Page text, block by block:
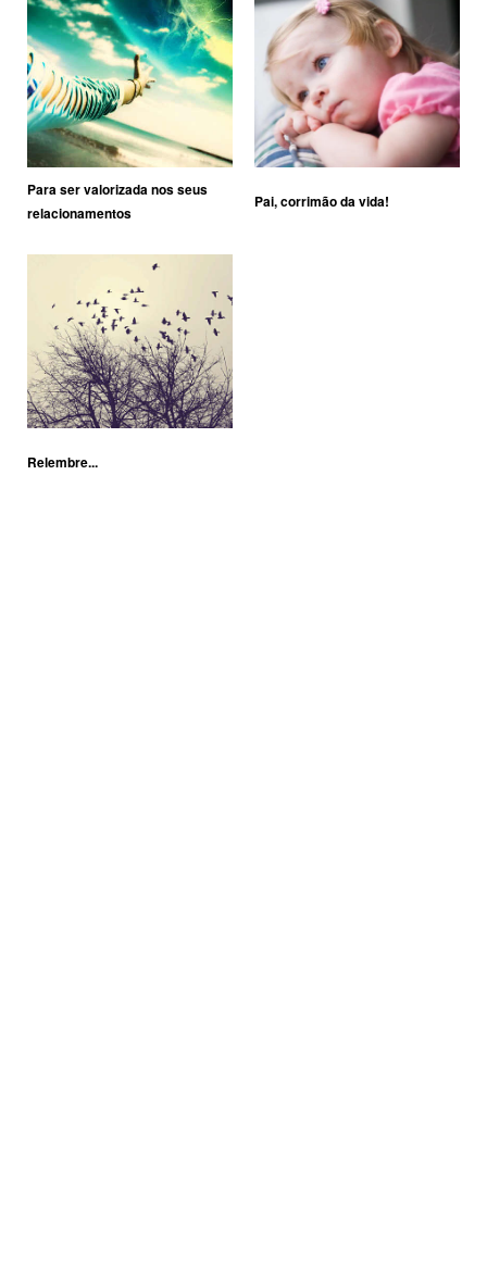
Para ser valorizada nos seus
relacionamentos
Pai, corrimão da vida!
Relembre...